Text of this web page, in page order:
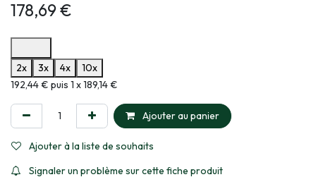
178,69€
2x
3x 4x
10x
Informations sur le plan de paiement sélectionné
192,44 € puis 1 x 189,14 €
Ajouter au panier
Ajouter à la liste de souhaits
Signaler un problème sur cette fiche produit